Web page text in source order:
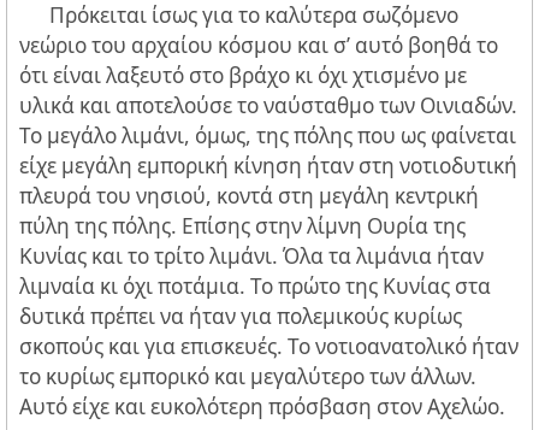
Πρόκειται ίσως για το καλύτερα σωζόμενο
νεώριο του αρχαίου κόσμου και σ’ αυτό βοηθά το
ότι είναι λαξευτό στο βράχο κι όχι χτισμένο με
υλικά και αποτελούσε το ναύσταθμο των Οινιαδών.
Το μεγάλο λιμάνι, όμως, της πόλης που ως φαίνεται
είχε μεγάλη εμπορική κίνηση ήταν στη νοτιοδυτική
πλευρά του νησιού, κοντά στη μεγάλη κεντρική
πύλη της πόλης. Επίσης στην λίμνη Ουρία της
Κυνίας και το τρίτο λιμάνι. Όλα τα λιμάνια ήταν
λιμναία κι όχι ποτάμια. Το πρώτο της Κυνίας στα
δυτικά πρέπει να ήταν για πολεμικούς κυρίως
σκοπούς και για επισκευές. Το νοτιοανατολικό ήταν
το κυρίως εμπορικό και μεγαλύτερο των άλλων.
Αυτό είχε και ευκολότερη πρόσβαση στον Αχελώο.